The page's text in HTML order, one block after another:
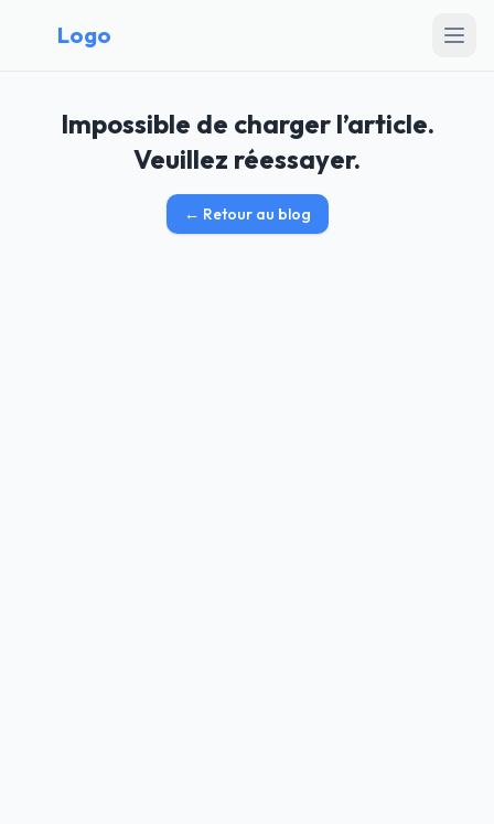
Logo
Impossible de charger l’article.
Veuillez réessayer.
← Retour au blog